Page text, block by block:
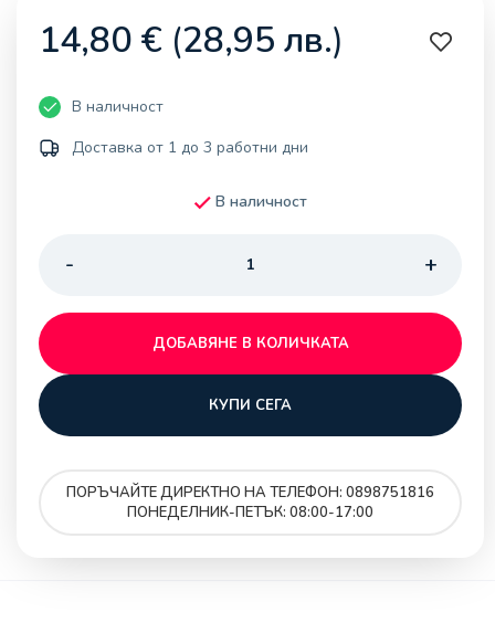
14,80 € (28,95 лв.)
В наличност
Доставка от 1 до 3 работни дни
В наличност
ДОБАВЯНЕ В КОЛИЧКАТА
КУПИ СЕГА
ПОРЪЧАЙТЕ ДИРЕКТНО НА ТЕЛЕФОН: 0898751816
ПОНЕДЕЛНИК-ПЕТЪК: 08:00-17:00